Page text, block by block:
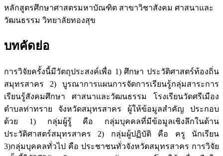
หลักสูตรศึกษาศาสตรมหาบัณฑิต สาขาวิชาสังคม ศาสนาและ
วัฒนธรรม วิทยาลัยทองสุข
บทคัดย่อ
การวิจัยครั้งนี้มีวัตถุประสงค์เพื่อ 1) ศึกษา ประวัติศาสตร์ท้องถิ่น
สมุทรสาคร 2) บูรณาการแผนการจัดการเรียนรู้กลุ่มสาระการ
เรียนรู้สังคมศึกษา ศาสนาและวัฒนธรรม โรงเรียนวัดศรีเมือง
ตำบลท่าทราย จังหวัดสมุทรสาคร ผู้ให้ข้อมูลสำคัญ ประกอบ
ด้วย 1) กลุ่มผู้รู้ คือ กลุ่มบุคคลที่มีข้อมูลเชิงลึกในด้าน
ประวัติศาสตร์สมุทรสาคร 2) กลุ่มผู้ปฏิบัติ คือ ครู นักเรียน
3)กลุ่มบุคคลทั่วไป คือ ประชาชนทั่วจังหวัดสมุทรสาคร การวิจัย